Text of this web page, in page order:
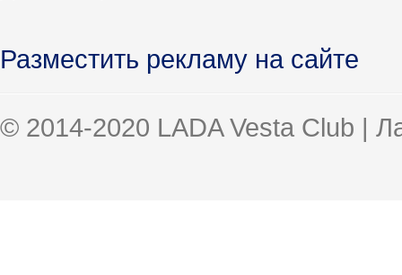
Разместить рекламу на сайте
© 2014-2020 LADA Vesta Club |